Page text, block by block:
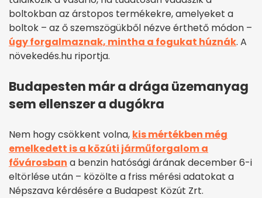
boltokban az árstopos termékekre, amelyeket a
boltok – az ő szemszögükből nézve érthető módon –
úgy forgalmaznak, mintha a fogukat húznák. A
növekedés.hu riportja.
Budapesten már a drága üzemanyag
sem ellenszer a dugókra
Nem hogy csökkent volna, kis mértékben még
emelkedett is a közúti járműforgalom a
fővárosban a benzin hatósági árának december 6-i
eltörlése után – közölte a friss mérési adatokat a
Népszava kérdésére a Budapest Közút Zrt.